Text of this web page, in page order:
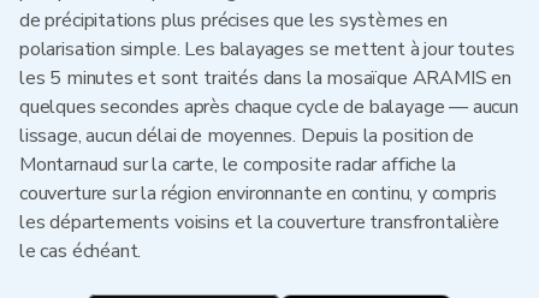
de précipitations plus précises que les systèmes en
polarisation simple. Les balayages se mettent à jour toutes
les 5 minutes et sont traités dans la mosaïque ARAMIS en
quelques secondes après chaque cycle de balayage — aucun
lissage, aucun délai de moyennes. Depuis la position de
Montarnaud sur la carte, le composite radar affiche la
couverture sur la région environnante en continu, y compris
les départements voisins et la couverture transfrontalière
le cas échéant.